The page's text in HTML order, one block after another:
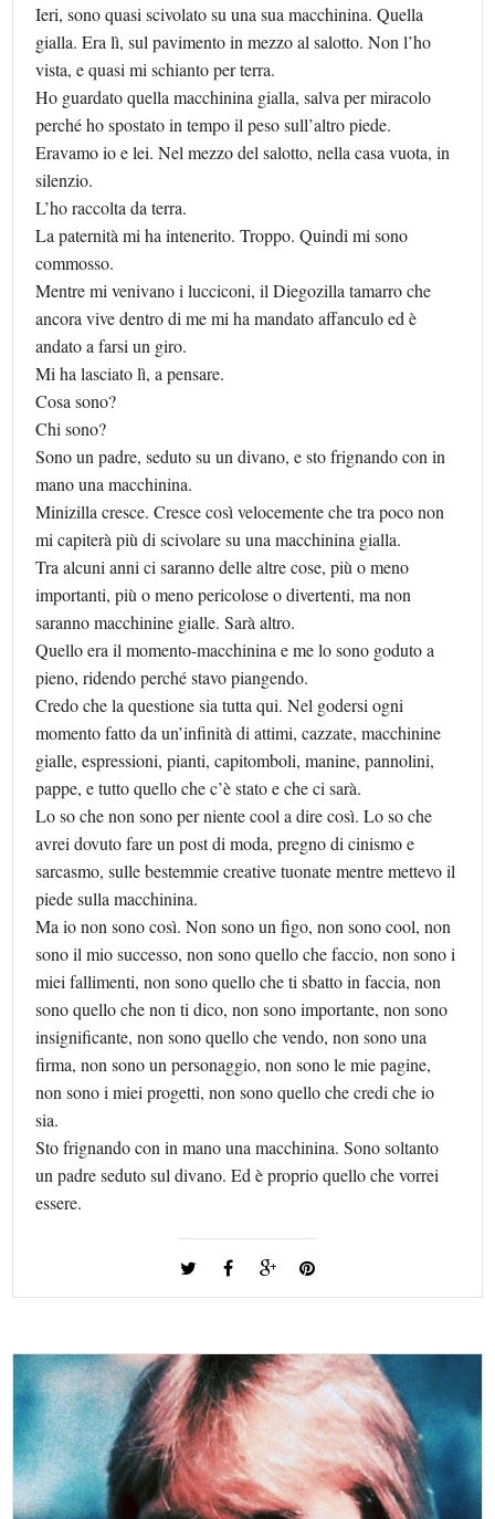
Ieri, sono quasi scivolato su una sua macchinina. Quella
gialla. Era lì, sul pavimento in mezzo al salotto. Non l’ho
vista, e quasi mi schianto per terra.
Ho guardato quella macchinina gialla, salva per miracolo
perché ho spostato in tempo il peso sull’altro piede.
Eravamo io e lei. Nel mezzo del salotto, nella casa vuota, in
silenzio.
L’ho raccolta da terra.
La paternità mi ha intenerito. Troppo. Quindi mi sono
commosso.
Mentre mi venivano i lucciconi, il Diegozilla tamarro che
ancora vive dentro di me mi ha mandato affanculo ed è
andato a farsi un giro.
Mi ha lasciato lì, a pensare.
Cosa sono?
Chi sono?
Sono un padre, seduto su un divano, e sto frignando con in
mano una macchinina.
Minizilla cresce. Cresce così velocemente che tra poco non
mi capiterà più di scivolare su una macchinina gialla.
Tra alcuni anni ci saranno delle altre cose, più o meno
importanti, più o meno pericolose o divertenti, ma non
saranno macchinine gialle. Sarà altro.
Quello era il momento-macchinina e me lo sono goduto a
pieno, ridendo perché stavo piangendo.
Credo che la questione sia tutta qui. Nel godersi ogni
momento fatto da un’infinità di attimi, cazzate, macchinine
gialle, espressioni, pianti, capitomboli, manine, pannolini,
pappe, e tutto quello che c’è stato e che ci sarà.
Lo so che non sono per niente cool a dire così. Lo so che
avrei dovuto fare un post di moda, pregno di cinismo e
sarcasmo, sulle bestemmie creative tuonate mentre mettevo il
piede sulla macchinina.
Ma io non sono così. Non sono un figo, non sono cool, non
sono il mio successo, non sono quello che faccio, non sono i
miei fallimenti, non sono quello che ti sbatto in faccia, non
sono quello che non ti dico, non sono importante, non sono
insignificante, non sono quello che vendo, non sono una
firma, non sono un personaggio, non sono le mie pagine,
non sono i miei progetti, non sono quello che credi che io
sia.
Sto frignando con in mano una macchinina. Sono soltanto
un padre seduto sul divano. Ed è proprio quello che vorrei
essere.